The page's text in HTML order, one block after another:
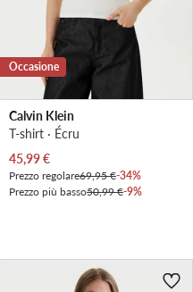
Occasione
Calvin Klein
T-shirt · Écru
Prezzo attuale
45,99€
Prezzo regolare69,95 €-34%
Prezzo più basso50,99 €-9%